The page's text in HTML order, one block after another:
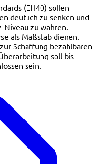
(EH40) sollen
deutlich zu senken und
zu wahren.
als Maßstab dienen.
Schaffung bezahlbaren
soll bis
sein.